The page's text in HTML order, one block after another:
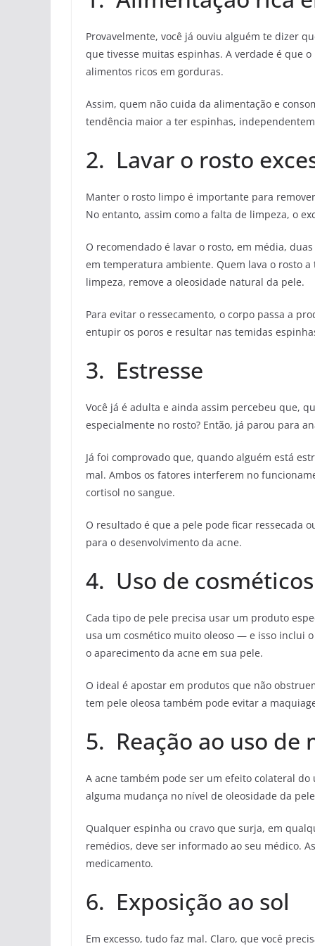
Provavelmente, você já ouviu alguém te dizer
que tivesse muitas espinhas. A verdade é que
alimentos ricos em gorduras.
Assim, quem não cuida da alimentação e
tendência maior a ter espinhas,
2. Lavar o rosto
Manter o rosto limpo é importante para
No entanto, assim como a falta de limpeza, o
O recomendado é lavar o rosto, em média,
em temperatura ambiente. Quem lava o rosto
limpeza, remove a oleosidade natural da pele.
Para evitar o ressecamento, o corpo passa a
entupir os poros e resultar nas temidas
3. Estresse
Você já é adulta e ainda assim percebeu que,
especialmente no rosto? Então, já parou para
Já foi comprovado que, quando alguém está
mal. Ambos os fatores interferem no
cortisol no sangue.
O resultado é que a pele pode ficar ressecada
para o desenvolvimento da acne.
4. Uso de
Cada tipo de pele precisa usar um produto
usa um cosmético muito oleoso — e isso inclui
o aparecimento da acne em sua pele.
O ideal é apostar em produtos que não
tem pele oleosa também pode evitar a
5. Reação ao uso de
A acne também pode ser um efeito colateral
alguma mudança no nível de oleosidade da
Qualquer espinha ou cravo que surja, em
remédios, deve ser informado ao seu médico.
medicamento.
6. Exposição ao sol
Em excesso, tudo faz mal. Claro, que você